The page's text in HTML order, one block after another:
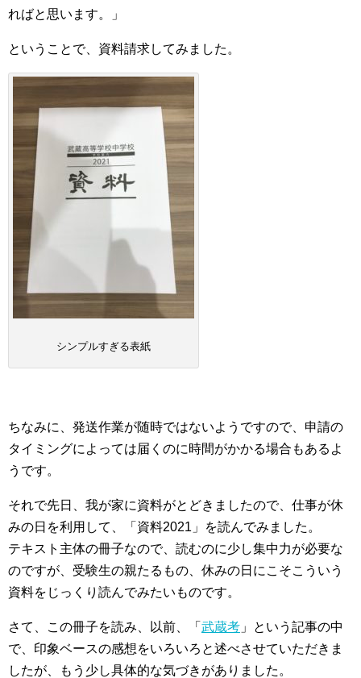
ればと思います。」
ということで、資料請求してみました。
シンプルすぎる表紙
ちなみに、発送作業が随時ではないようですので、申請の
タイミングによっては届くのに時間がかかる場合もあるよ
うです。
それで先日、我が家に資料がとどきましたので、仕事が休
みの日を利用して、「資料2021」を読んでみました。
テキスト主体の冊子なので、読むのに少し集中力が必要な
のですが、受験生の親たるもの、休みの日にこそこういう
資料をじっくり読んでみたいものです。
さて、この冊子を読み、以前、「 武蔵考 」という記事の中
で、印象ベースの感想をいろいろと述べさせていただきま
したが、もう少し具体的な気づきがありました。